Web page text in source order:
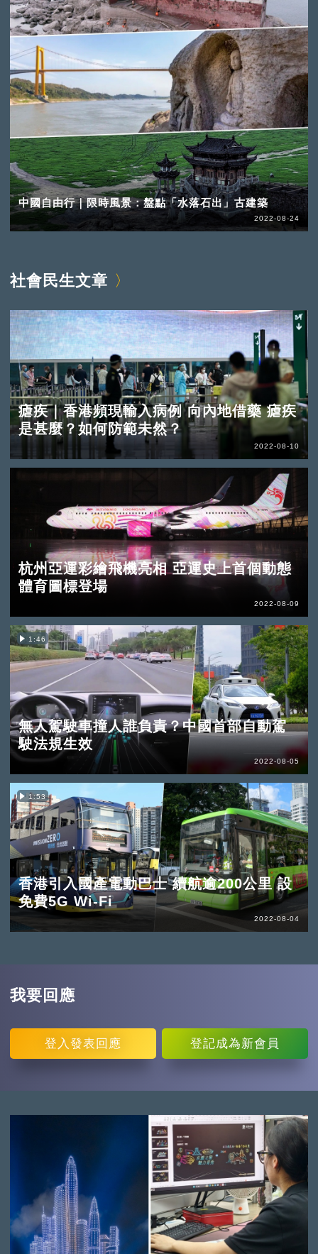
中國自由行｜限時風景：盤點「水落石出」古建築
2022-08-24
社會民生文章
瘧疾｜香港頻現輸入病例 向內地借藥 瘧疾
是甚麼？如何防範未然？
2022-08-10
杭州亞運彩繪飛機亮相 亞運史上首個動態
體育圖標登場
2022-08-09
1:46
無人駕駛車撞人誰負責？中國首部自動駕
駛法規生效
2022-08-05
1:53
香港引入國產電動巴士 續航逾200公里 設
免費5G Wi-Fi
2022-08-04
我要回應
登入 發表回應 登記成為新會員